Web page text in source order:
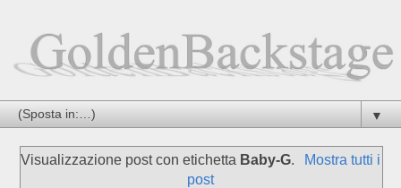
▼
Visualizzazione post con etichetta Baby-G.
Mostra tutti i
post